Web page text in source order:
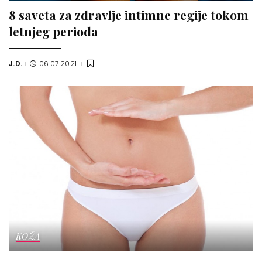
8 saveta za zdravlje intimne regije tokom
letnjeg perioda
Posted
J.D. 06.07.2021.
KOŽA